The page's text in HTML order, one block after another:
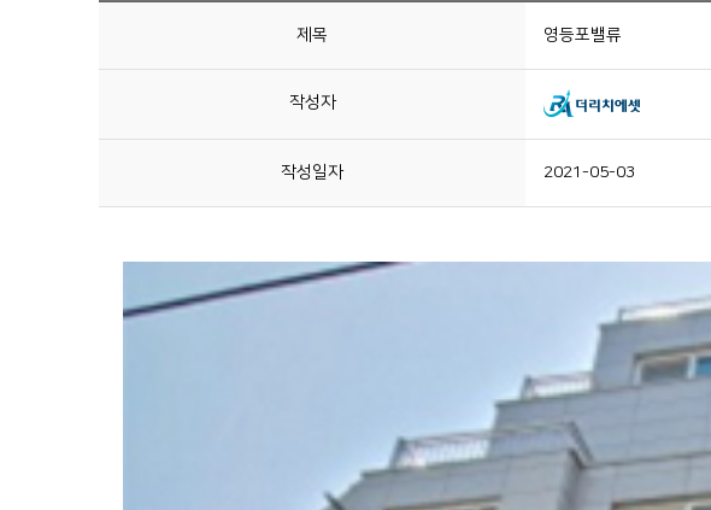
제목 영등포밸류
작성자
작성일자 2021-05-03